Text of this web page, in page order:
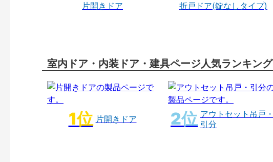
片開きドア 折戸ドア(錠なしタイプ)
室内ドア・内装ドア・建具ページ人気ランキング
片開きドア
アウトセット吊戸・
引分